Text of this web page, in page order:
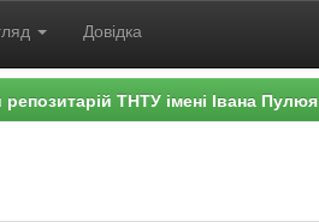
Довідка
ТНТУ імені Івана Пулюя